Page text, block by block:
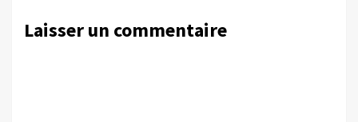
Laisser un commentaire